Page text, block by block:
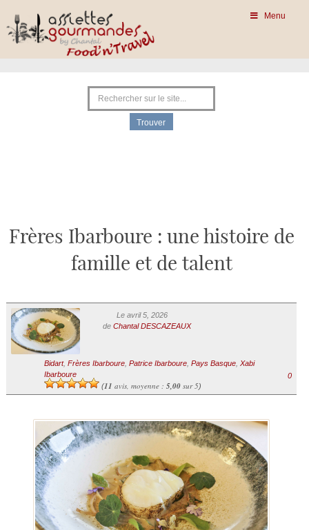
Menu
Frères Ibarboure : une histoire de
famille et de talent
Le avril 5, 2026
de Chantal DESCAZEAUX
Bidart, Frères Ibarboure, Patrice Ibarboure, Pays Basque, Xabi
Ibarboure
(11 avis, moyenne : 5,00sur 5)
0